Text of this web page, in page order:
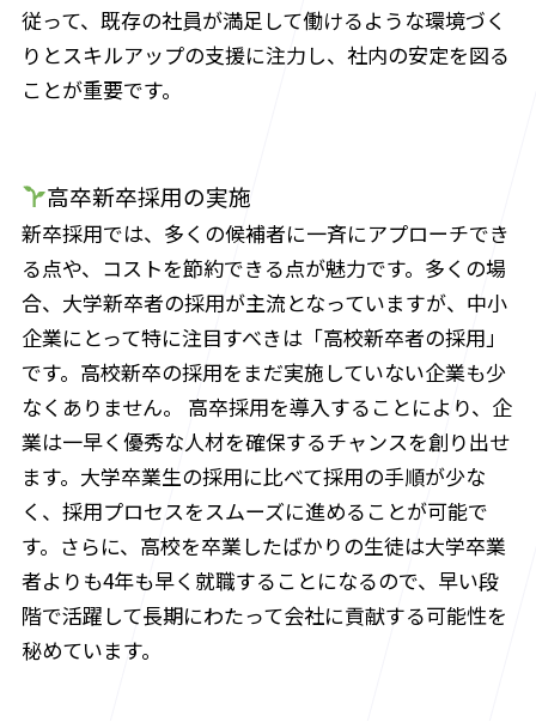
従って、既存の社員が満足して働けるような環境づく
りとスキルアップの支援に注力し、社内の安定を図る
ことが重要です。
高卒新卒採用の実施
新卒採用では、多くの候補者に一斉にアプローチでき
る点や、コストを節約できる点が魅力です。多くの場
合、大学新卒者の採用が主流となっていますが、中小
企業にとって特に注目すべきは「高校新卒者の採用」
です。高校新卒の採用をまだ実施していない企業も少
なくありません。 高卒採用を導入することにより、企
業は一早く優秀な人材を確保するチャンスを創り出せ
ます。大学卒業生の採用に比べて採用の手順が少な
く、採用プロセスをスムーズに進めることが可能で
す。さらに、高校を卒業したばかりの生徒は大学卒業
者よりも4年も早く就職することになるので、早い段
階で活躍して長期にわたって会社に貢献する可能性を
秘めています。